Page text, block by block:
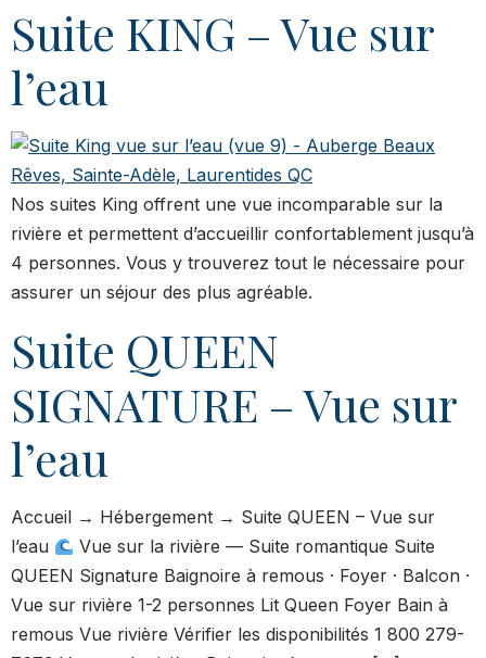
Suite KING – Vue sur
l’eau
Nos suites King offrent une vue incomparable sur la
rivière et permettent d’accueillir confortablement jusqu’à
4 personnes. Vous y trouverez tout le nécessaire pour
assurer un séjour des plus agréable.
Suite QUEEN
SIGNATURE – Vue sur
l’eau
Accueil → Hébergement → Suite QUEEN – Vue sur
l’eau
Vue sur la rivière — Suite romantique Suite
QUEEN Signature Baignoire à remous · Foyer · Balcon ·
Vue sur rivière 1-2 personnes Lit Queen Foyer Bain à
remous Vue rivière Vérifier les disponibilités 1 800 279-